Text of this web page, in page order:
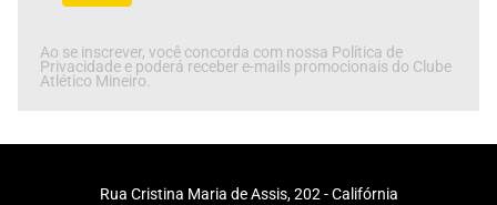
Ao se inscrever, você concorda com nossa Política de
Privacidade e poderá receber e-mails promocionais do Clube
Atlético Mineiro.
Rua Cristina Maria de Assis, 202 - Califórnia